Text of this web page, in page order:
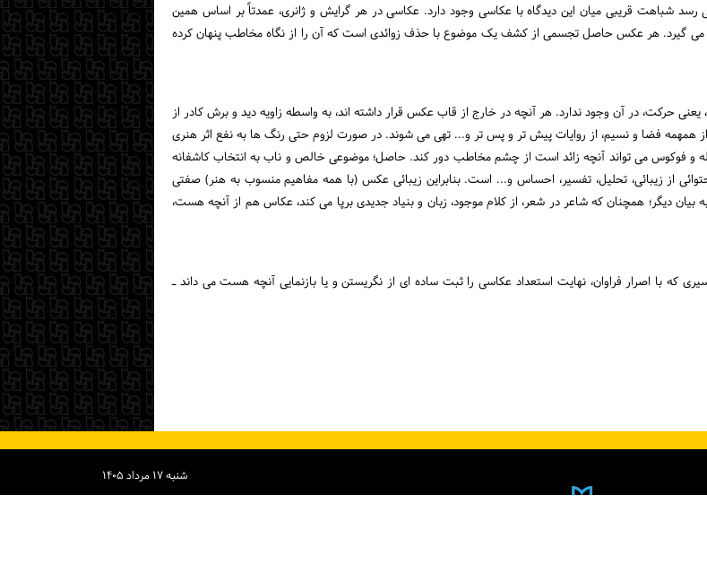
رسد شباهت قریبی میان این دیدگاه با عکاسی وجود دارد. عکاسی در هر گرایش و ژانری، عمدتاً بر اساس همین
گیرد. هر عکس حاصل تجسمی از کشف یک موضوع با حذف زوائدی است که آن را از نگاه مخاطب پنهان کرده
حرکت، در آن وجود ندارد. هر آنچه در خارج از قاب عکس قرار داشته اند، به واسطه زاویه دید و برش کادر از
همهمه فضا و نسیم، از روایات پیش تر و پس تر و... تهی می شوند. در صورت لزوم حتی رنگ ها به نفع اثر هنری
و فوکوس می تواند آنچه زائد است از چشم مخاطب دور کند. حاصل؛ موضوعی خالص و ناب به انتخاب کاشفانه
از زیبائی، تحلیل، تفسیر، احساس و... است. بنابراین زیبائی عکس (با همه مفاهیم منسوب به هنر) صفتی
دیگر؛ همچنان که شاعر در شعر، از کلام موجود، زبان و بنیاد جدیدی برپا می کند، عکاس هم از آنچه هست،
که با اصرار فراوان، نهایت استعداد عکاسی را ثبت ساده ای از نگریستن و یا بازنمایی آنچه هست می داند ـ
شنبه ۱۷ مرداد ۱۴۰۵